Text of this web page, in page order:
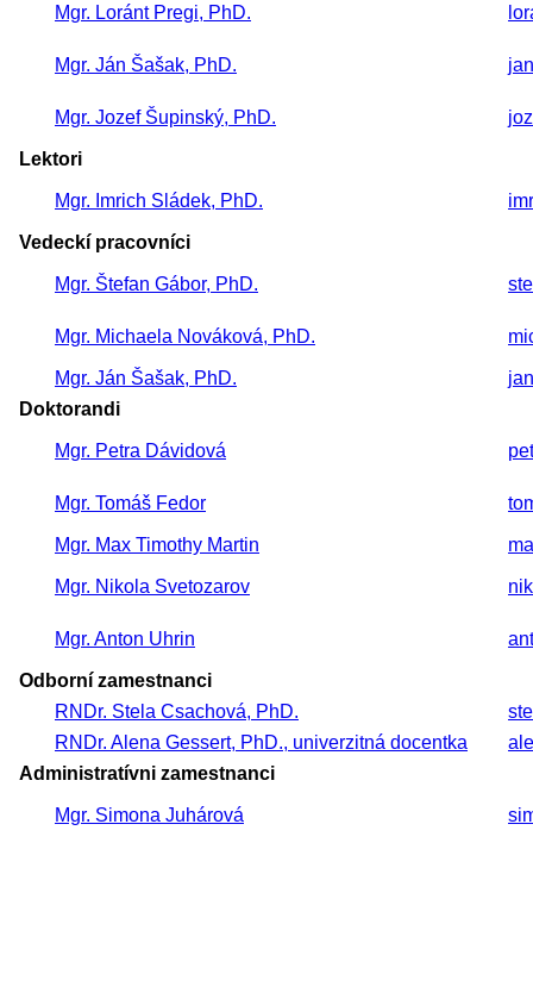
Mgr. Loránt Pregi, PhD.
Mgr. Ján Šašak, PhD.
Mgr. Jozef Šupinský, PhD.
Lektori
Mgr. Imrich Sládek, PhD.
Vedeckí pracovníci
Mgr. Štefan Gábor, PhD.
Mgr. Michaela Nováková, PhD.
Mgr. Ján Šašak, PhD.
Doktorandi
Mgr. Petra Dávidová
Mgr. Tomáš Fedor
Mgr. Max Timothy Martin
Mgr. Nikola Svetozarov
Mgr. Anton Uhrin
Odborní zamestnanci
RNDr. Stela Csachová, PhD.
RNDr. Alena Gessert, PhD., univerzitná docentka
Administratívni zamestnanci
Mgr. Simona Juhárová